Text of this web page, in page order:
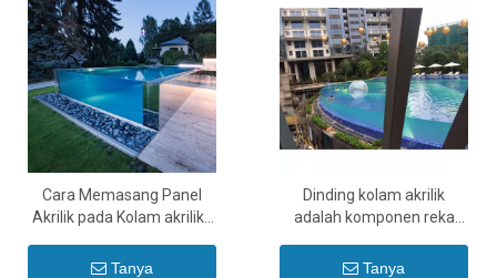
Cara Memasang Panel
Akrilik pada Kolam akrilik -
Tanya
Dinding kolam akrilik
adalah komponen reka
diperlukan bagi
Tanya